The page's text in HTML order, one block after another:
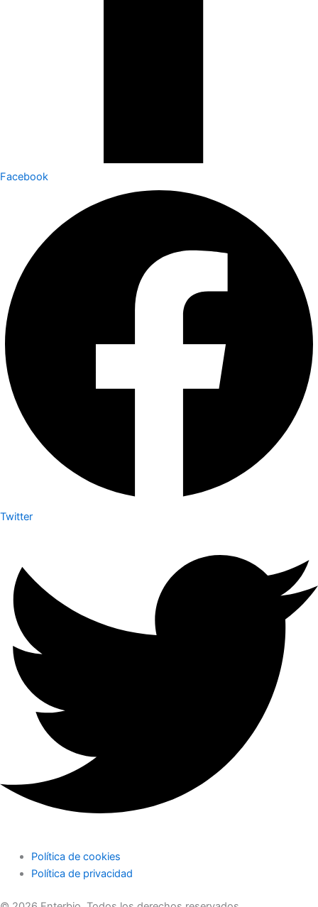
Facebook
Twitter
Política de cookies
Política de privacidad